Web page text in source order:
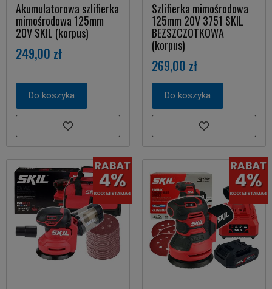
Akumulatorowa szlifierka
mimośrodowa 125mm
20V SKIL (korpus)
249,00 zł
Do koszyka
Szlifierka mimośrodowa
125mm 20V 3751 SKIL
BEZSZCZOTKOWA
(korpus)
269,00 zł
Do koszyka